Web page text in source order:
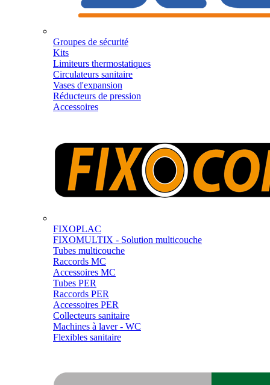
Groupes de sécurité
Kits
Limiteurs thermostatiques
Circulateurs sanitaire
Vases d'expansion
Réducteurs de pression
Accessoires
FIXOPLAC
FIXOMULTIX - Solution multicouche
Tubes multicouche
Raccords MC
Accessoires MC
Tubes PER
Raccords PER
Accessoires PER
Collecteurs sanitaire
Machines à laver - WC
Flexibles sanitaire